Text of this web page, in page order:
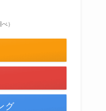
）
グ